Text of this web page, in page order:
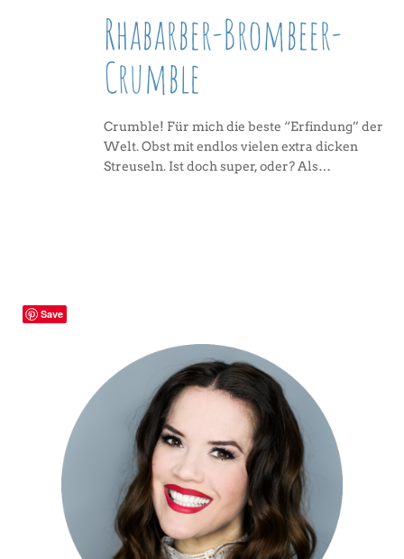
Rhabarber-Brombeer-
Crumble
Crumble! Für mich die beste “Erfindung” der
Welt. Obst mit endlos vielen extra dicken
Streuseln. Ist doch super, oder? Als…
Save